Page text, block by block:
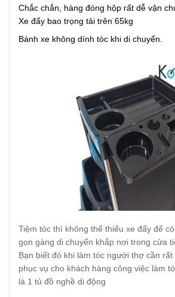
Chắc chắn, hàng đóng hộp rất dễ vận
Xe đẩy bao trọng tải trên 65kg
Bánh xe không dính tóc khi di chuyển.
Tiệm tóc thì không thể thiếu xe đẩy để
gọn gàng di chuyển khắp nơi trong cửa
Bạn biết đó khi làm tóc người thợ cần
phục vụ cho khách hàng công việc làm
là 1 tủ đồ nghề di động